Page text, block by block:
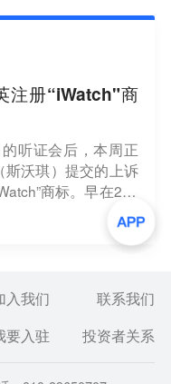
注册“iWatch"商
听证会后，本周正
斯沃琪）提交的上诉
商标。早在201
，Swatch就提出“i
商标过于相似，容易
册“iWatch” 商标的
入我们
联系我们
入驻 投资者关系